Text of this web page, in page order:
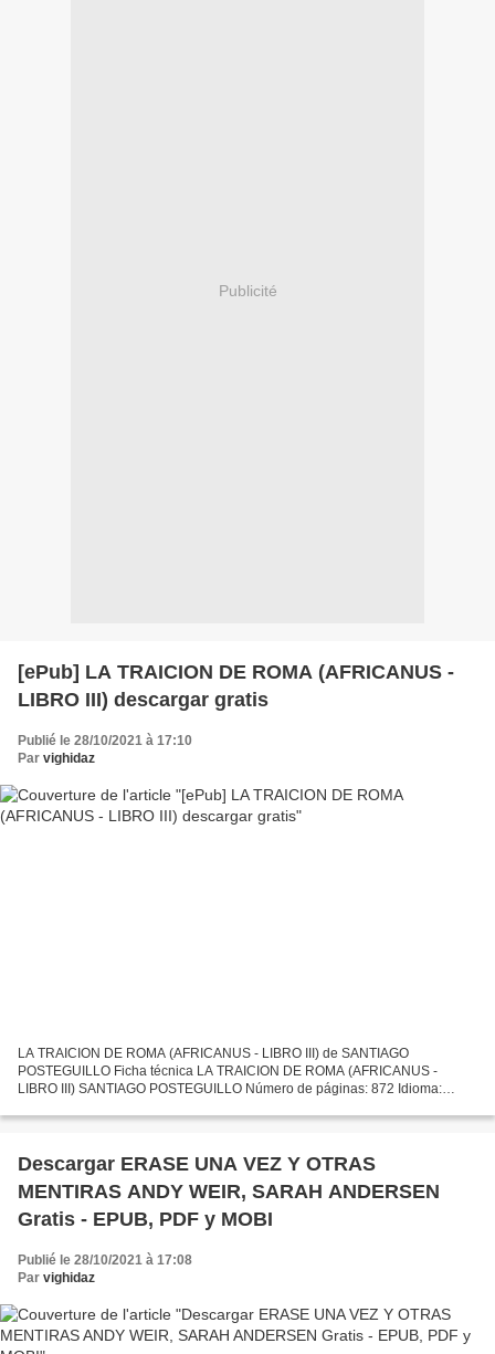
Publicité
[ePub] LA TRAICION DE ROMA (AFRICANUS -
LIBRO III) descargar gratis
Publié le 28/10/2021 à 17:10
Par vighidaz
LA TRAICION DE ROMA (AFRICANUS - LIBRO III) de SANTIAGO
POSTEGUILLO Ficha técnica LA TRAICION DE ROMA (AFRICANUS -
LIBRO III) SANTIAGO POSTEGUILLO Número de páginas: 872 Idioma:
Editorial:...
Descargar ERASE UNA VEZ Y OTRAS
MENTIRAS ANDY WEIR, SARAH ANDERSEN
Gratis - EPUB, PDF y MOBI
Publié le 28/10/2021 à 17:08
Par vighidaz